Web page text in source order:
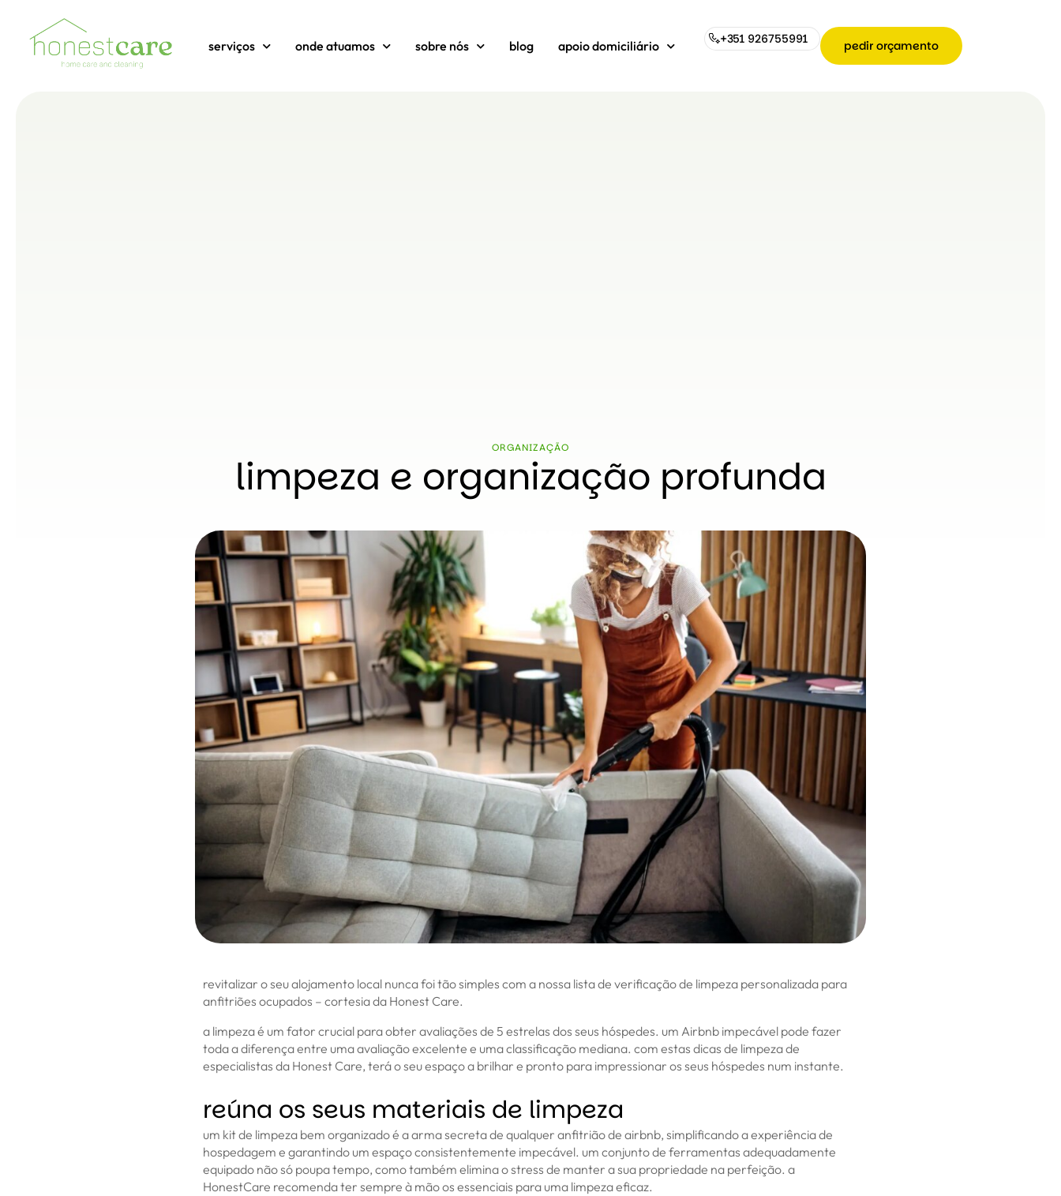
serviços onde atuamos sobre nós blog apoio domiciliário
+351 926755991
+351
pedir orçamento
ORGANIZAÇÃO
limpeza e organização profunda
revitalizar o seu alojamento local nunca foi tão simples com a nossa lista de verificação de limpeza personalizada para
anfitriões ocupados – cortesia da Honest Care.
a limpeza é um fator crucial para obter avaliações de 5 estrelas dos seus hóspedes. um Airbnb impecável pode fazer
toda a diferença entre uma avaliação excelente e uma classificação mediana. com estas dicas de limpeza de
especialistas da Honest Care, terá o seu espaço a brilhar e pronto para impressionar os seus hóspedes num instante.
reúna os seus materiais de limpeza
um kit de limpeza bem organizado é a arma secreta de qualquer anfitrião de airbnb, simplificando a experiência de
hospedagem e garantindo um espaço consistentemente impecável. um conjunto de ferramentas adequadamente
equipado não só poupa tempo, como também elimina o stress de manter a sua propriedade na perfeição. a
HonestCare recomenda ter sempre à mão os essenciais para uma limpeza eficaz.